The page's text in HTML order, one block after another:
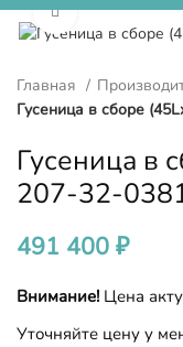
Нажмите,
Главная
Гусеница в сборе
Гусеница в
207-32-
491 400 ₽
Внимание! Цена
Уточняйте цену у